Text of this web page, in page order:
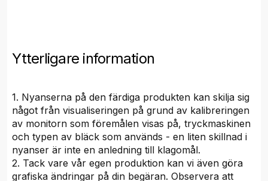
Ytterligare information
1. Nyanserna på den färdiga produkten kan skilja sig
något från visualiseringen på grund av kalibreringen
av monitorn som föremålen visas på, tryckmaskinen
och typen av bläck som används - en liten skillnad i
nyanser är inte en anledning till klagomål.
2. Tack vare vår egen produktion kan vi även göra
grafiska ändringar på din begäran. Observera att